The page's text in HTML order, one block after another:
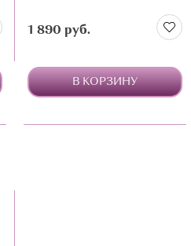
1 890 руб.
В КОРЗИНУ